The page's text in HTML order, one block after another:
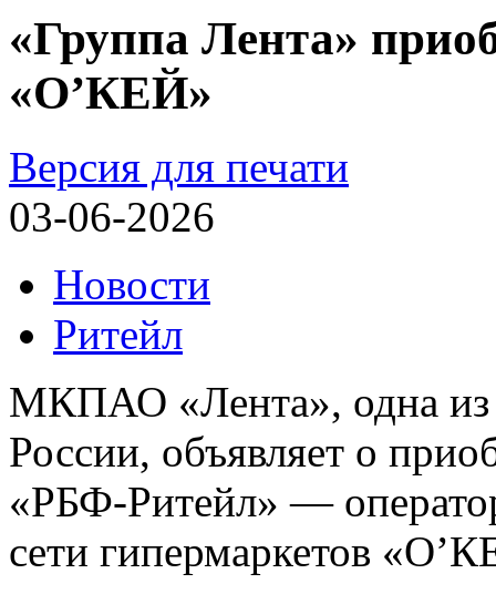
«Группа Лента»
«О’КЕЙ»
Версия для печати
03-06-2026
Новости
Ритейл
МКПАО «Лента», одна из
России, объявляет о
«РБФ-Ритейл» —
сети гипермаркетов